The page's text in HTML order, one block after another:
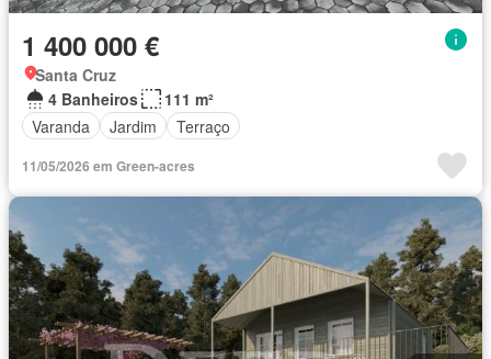
1 400 000 €
Santa Cruz
4 Banheiros
111 m²
Varanda
Jardim Terraço
11/05/2026 em Green-acres